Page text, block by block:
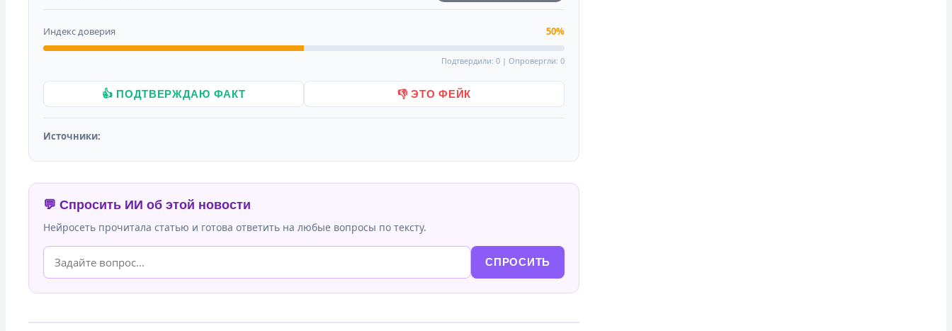
Индекс доверия 50%
Подтвердили: 0 | Опровергли: 0
👍 ПОДТВЕРЖДАЮ ФАКТ 👎 ЭТО ФЕЙК
Источники:
💬 Спросить ИИ об этой новости
Нейросеть прочитала статью и готова ответить на любые вопросы по тексту.
СПРОСИТЬ